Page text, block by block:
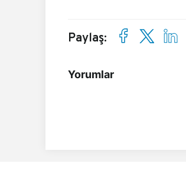
Paylaş:
Yorumlar